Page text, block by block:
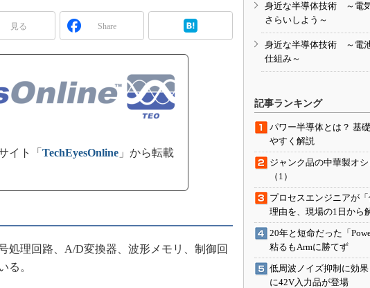
見る Share
イト「 TechEyesOnline 」から転載
理回路、A/D変換器、波形メモリ、制御回
る。
身近な半導体技術 ～電
さらいしよう～
身近な半導体技術 ～電
仕組み～
記事ランキング
パワー半導体とは？ 基
やすく解説
ジャンク品の中華製オ
（1）
プロセスエンジニアが
理由を、現場の1日から
20年と短命だった「
粘るもArmに勝てず
低周波ノイズ抑制に効
に42V入力品が登場